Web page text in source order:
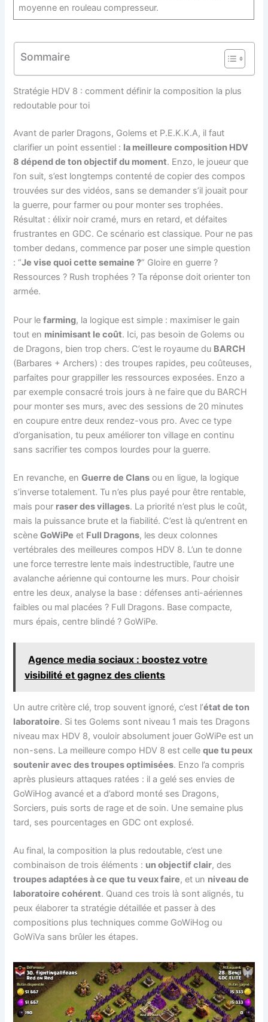
moyenne en rouleau compresseur.
Sommaire
Stratégie HDV 8 : comment définir la composition la plus
redoutable pour toi
Avant de parler Dragons, Golems et P.E.K.K.A, il faut
clarifier un point essentiel : la meilleure composition HDV
8 dépend de ton objectif du moment. Enzo, le joueur que
l’on suit, s’est longtemps contenté de copier des compos
trouvées sur des vidéos, sans se demander s’il jouait pour
la guerre, pour farmer ou pour monter ses trophées.
Résultat : élixir noir cramé, murs en retard, et défaites
frustrantes en GDC. Ce scénario est classique. Pour ne pas
tomber dedans, commence par poser une simple question
: “Je vise quoi cette semaine ?” Gloire en guerre ?
Ressources ? Rush trophées ? Ta réponse doit orienter ton
armée.
Pour lefarming, la logique est simple : maximiser le gain
tout en minimisant le coût. Ici, pas besoin de Golems ou
de Dragons, bien trop chers. C’est le royaume du BARCH
(Barbares + Archers) : des troupes rapides, peu coûteuses,
parfaites pour grappiller les ressources exposées. Enzo a
par exemple consacré trois jours à ne faire que du BARCH
pour monter ses murs, avec des sessions de 20 minutes
en coupure entre deux rendez-vous pro. Avec ce type
d’organisation, tu peux améliorer ton village en continu
sans sacrifier tes compos lourdes pour la guerre.
En revanche, enGuerre de Clans ou en ligue, la logique
s’inverse totalement. Tu n’es plus payé pour être rentable,
mais pour raser des villages. La priorité n’est plus le coût,
mais la puissance brute et la fiabilité. C’est là qu’entrent en
scèneGoWiPe et Full Dragons, les deux colonnes
vertébrales des meilleures compos HDV 8. L’un te donne
une force terrestre lente mais indestructible, l’autre une
avalanche aérienne qui contourne les murs. Pour choisir
entre les deux, analyse la base : défenses anti-aériennes
faibles ou mal placées ? Full Dragons. Base compacte,
murs épais, centre blindé ? GoWiPe.
Agence media sociaux : boostez votre
visibilité et gagnez des clients
Un autre critère clé, trop souvent ignoré, c’est l’état de ton
laboratoire. Si tes Golems sont niveau 1 mais tes Dragons
niveau max HDV 8, vouloir absolument jouer GoWiPe est un
non-sens. La meilleure compo HDV 8 est celleque tu peux
soutenir avec des troupes optimisées. Enzo l’a compris
après plusieurs attaques ratées : il a gelé ses envies de
GoWiHog avancé et a d’abord monté ses Dragons,
Sorciers, puis sorts de rage et de soin. Une semaine plus
tard, ses pourcentages en GDC ont explosé.
Au final, la composition la plus redoutable, c’est une
combinaison de trois éléments : un objectif clair, des
troupes adaptées à ce que tu veux faire, et un niveau de
laboratoire cohérent. Quand ces trois là sont alignés, tu
peux élaborer ta stratégie détaillée et passer à des
compositions plus techniques comme GoWiHog ou
GoWiVa sans brûler les étapes.